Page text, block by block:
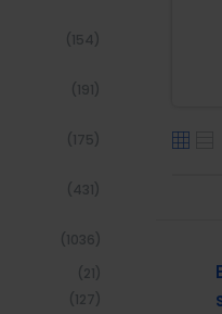
(154)
(191)
(175)
(431)
(1036)
(21)
(127)